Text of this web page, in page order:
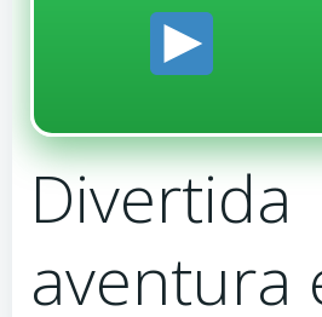
Divertida
aventura